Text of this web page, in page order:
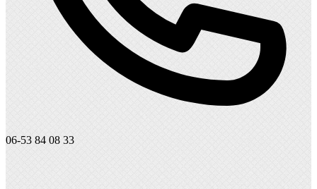
06-53 84 08 33